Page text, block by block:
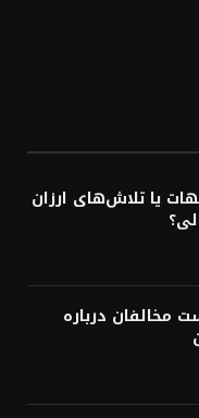
یا تلاش‌های ارزان
مخالفان درباره